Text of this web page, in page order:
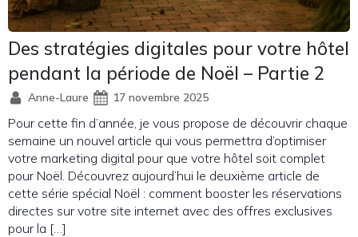
Des stratégies digitales pour votre hôtel
pendant la période de Noël – Partie 2
Anne-Laure 17 novembre 2025
Pour cette fin d’année, je vous propose de découvrir chaque
semaine un nouvel article qui vous permettra d’optimiser
votre marketing digital pour que votre hôtel soit complet
pour Noël. Découvrez aujourd’hui le deuxième article de
cette série spécial Noël : comment booster les réservations
directes sur votre site internet avec des offres exclusives
pour la […]